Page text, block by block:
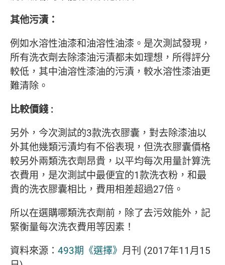
其他污漬：
例如水溶性油漆和油溶性油漆。是次測試發現，
所有洗衣劑去除漆油污漬都未如理想，所得評分
較低，其中油溶性漆油的污漬，較水溶性漆油更
難清除。
比較價錢 :
另外，今次測試的3款洗衣膠囊，對去除漆油以
外其他幾類污漬均有不俗表現，但洗衣膠囊價格
較另外兩類洗衣劑昂貴，以平均每次用量計算洗
衣費用，是次測試中最便宜的1款洗衣粉，和最
貴的洗衣膠囊相比，費用相差超過27倍。
所以在選購哪類洗衣劑前，除了去污效能外，記
緊衡量每次洗衣費用等因素！
資料來源： 493期《選擇》 月刊 (2017年11月15